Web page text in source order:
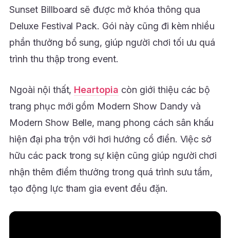
Sunset Billboard sẽ được mở khóa thông qua
Deluxe Festival Pack. Gói này cũng đi kèm nhiều
phần thưởng bổ sung, giúp người chơi tối ưu quá
trình thu thập trong event.
Ngoài nội thất, Heartopia còn giới thiệu các bộ
trang phục mới gồm Modern Show Dandy và
Modern Show Belle, mang phong cách sân khấu
hiện đại pha trộn với hơi hướng cổ điển. Việc sở
hữu các pack trong sự kiện cũng giúp người chơi
nhận thêm điểm thưởng trong quá trình sưu tầm,
tạo động lực tham gia event đều đặn.